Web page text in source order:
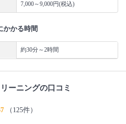
7,000～9,000円(税込)
かかる時間
約30分～2時間
ーニングの口コミ
（125件）